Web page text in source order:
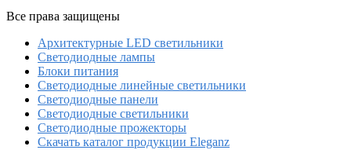
Все права защищены
Архитектурные LED светильники
Светодиодные лампы
Блоки питания
Светодиодные линейные светильники
Светодиодные панели
Светодиодные светильники
Светодиодные прожекторы
Скачать каталог продукции Eleganz